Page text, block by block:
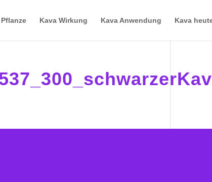
Kava Wirkung Kava Anwendung Kava